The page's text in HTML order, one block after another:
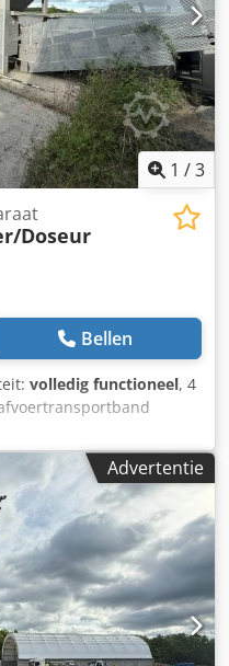
1 /3
Doseur
Bellen
volledig functioneel, 4
/
indien aanwezig
Advertentie